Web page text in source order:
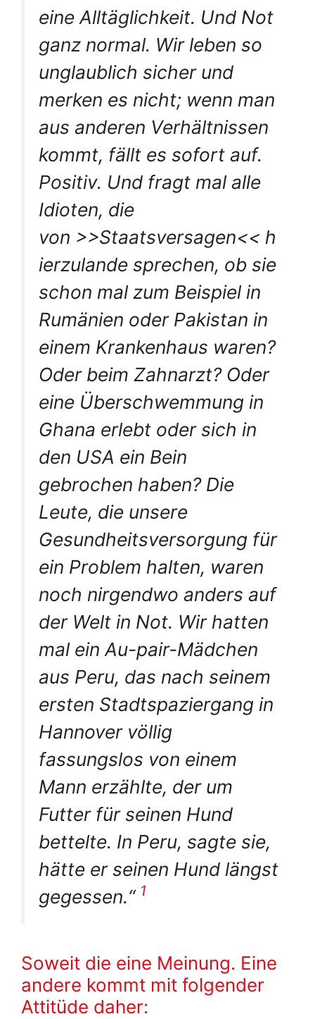
eine Alltäglichkeit. Und Not
ganz normal. Wir leben so
unglaublich sicher und
merken es nicht; wenn man
aus anderen Verhältnissen
kommt, fällt es sofort auf.
Positiv. Und fragt mal alle
Idioten, die
von >>Staatsversagen<< h
ierzulande sprechen, ob sie
schon mal zum Beispiel in
Rumänien oder Pakistan in
einem Krankenhaus waren?
Oder beim Zahnarzt? Oder
eine Überschwemmung in
Ghana erlebt oder sich in
den USA ein Bein
gebrochen haben? Die
Leute, die unsere
Gesundheitsversorgung für
ein Problem halten, waren
noch nirgendwo anders auf
der Welt in Not. Wir hatten
mal ein Au-pair-Mädchen
aus Peru, das nach seinem
ersten Stadtspaziergang in
Hannover völlig
fassungslos von einem
Mann erzählte, der um
Futter für seinen Hund
bettelte. In Peru, sagte sie,
hätte er seinen Hund längst
gegessen.“ 1
Soweit die eine Meinung. Eine
andere kommt mit folgender
Attitüde daher: